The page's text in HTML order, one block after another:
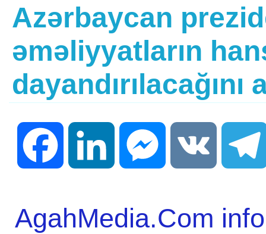
Azərbaycan
əməliyyatların
dayandırılacağını
Facebook LinkedIn Messenger VK
AgahMedia.Com